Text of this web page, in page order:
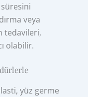
veya
tedavileri,
olabilir.
yüz germe